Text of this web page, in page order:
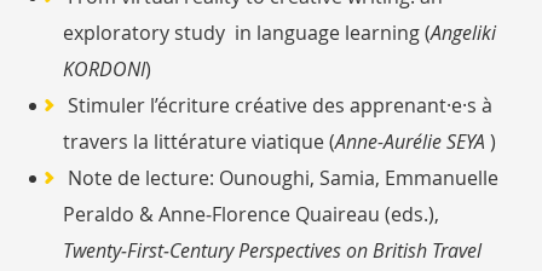
exploratory study in language learning (Angeliki
KORDONI)
Stimuler l’écriture créative des apprenant·e·s à
travers la littérature viatique (Anne-Aurélie SEYA )
Note de lecture: Ounoughi, Samia, Emmanuelle
Peraldo & Anne‑Florence Quaireau (eds.),
Twenty‑First‑Century Perspectives on British Travel